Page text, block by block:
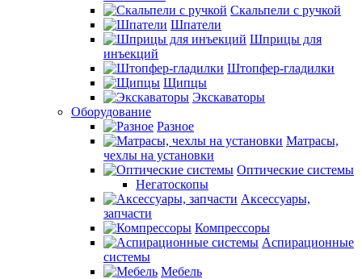
Скальпели с ручкой
Шпатели
Шприцы для
инъекций
Штопфер-гладилки
Щипцы
Экскаваторы
Оборудование
Разное
Матрасы,
чехлы на установки
Оптические системы
Негатоскопы
Аксессуары,
запчасти
Компрессоры
Аспирационные
системы
Мебель